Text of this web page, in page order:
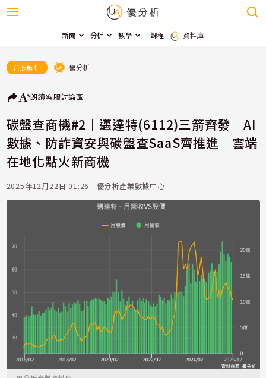
新聞 分析 教學 課程 資料庫
台股解析 優分析
朗讀客服討論區
碳盤查商機#2｜邁達特(6112)三箭齊發 AI
數據、防詐資安與碳盤查SaaS齊推進 雲端
在地化點火新商機
2025年12月22日 01:26 - 優分析產業數據中心